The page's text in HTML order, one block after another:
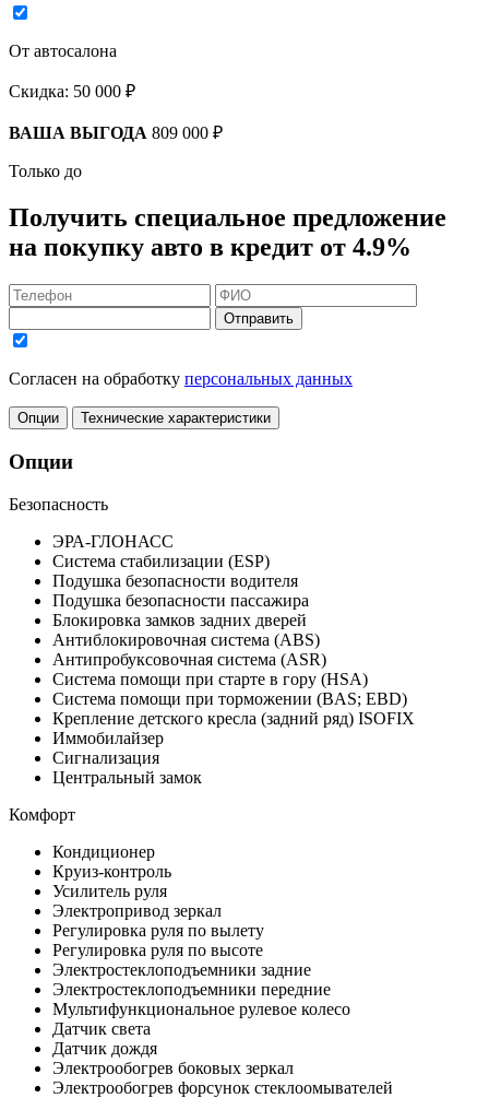
От автосалона
Скидка: 50 000 ₽
ВАША ВЫГОДА 809 000 ₽
Только до
Получить специальное предложение
на покупку авто в кредит от 4.9%
Отправить
Согласен на обработку персональных данных
Опции Технические характеристики
Опции
Безопасность
ЭРА-ГЛОНАСС
Система стабилизации (ESP)
Подушка безопасности водителя
Подушка безопасности пассажира
Блокировка замков задних дверей
Антиблокировочная система (ABS)
Антипробуксовочная система (ASR)
Система помощи при старте в гору (HSA)
Система помощи при торможении (BAS; EBD)
Крепление детского кресла (задний ряд) ISOFIX
Иммобилайзер
Сигнализация
Центральный замок
Комфорт
Кондиционер
Круиз-контроль
Усилитель руля
Электропривод зеркал
Регулировка руля по вылету
Регулировка руля по высоте
Электростеклоподъемники задние
Электростеклоподъемники передние
Мультифункциональное рулевое колесо
Датчик света
Датчик дождя
Электрообогрев боковых зеркал
Электрообогрев форсунок стеклоомывателей